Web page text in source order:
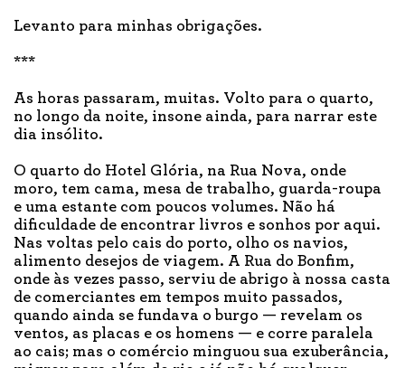
Levanto para minhas obrigações.
***
As horas passaram, muitas. Volto para o quarto,
no longo da noite, insone ainda, para narrar este
dia insólito.
O quarto do Hotel Glória, na Rua Nova, onde
moro, tem cama, mesa de trabalho, guarda-roupa
e uma estante com poucos volumes. Não há
dificuldade de encontrar livros e sonhos por aqui.
Nas voltas pelo cais do porto, olho os navios,
alimento desejos de viagem. A Rua do Bonfim,
onde às vezes passo, serviu de abrigo à nossa casta
de comerciantes em tempos muito passados,
quando ainda se fundava o burgo — revelam os
ventos, as placas e os homens — e corre paralela
ao cais; mas o comércio minguou sua exuberância,